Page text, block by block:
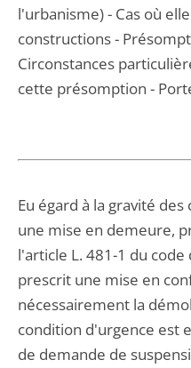
l'urbanisme) - Cas où
constructions -
Circonstances
cette présomption -
Eu égard à la gravité
une mise en demeure,
l'article L. 481-1 du
prescrit une mise en
nécessairement la
condition d'urgence est
de demande de